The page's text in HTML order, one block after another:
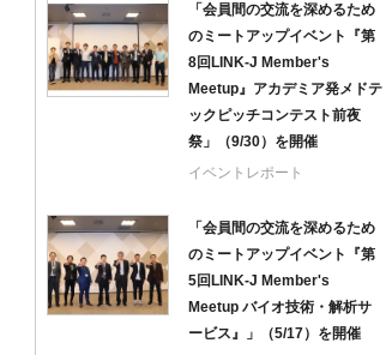
「会員間の交流を深めるため
のミートアップイベント『第
8回LINK-J Member's
Meetup』アカデミア発メドテ
ックピッチコンテスト前夜
祭」（9/30）を開催
イベントレポート
「会員間の交流を深めるため
のミートアップイベント『第
5回LINK-J Member's
Meetup バイオ技術・解析サ
ービス』」（5/17）を開催